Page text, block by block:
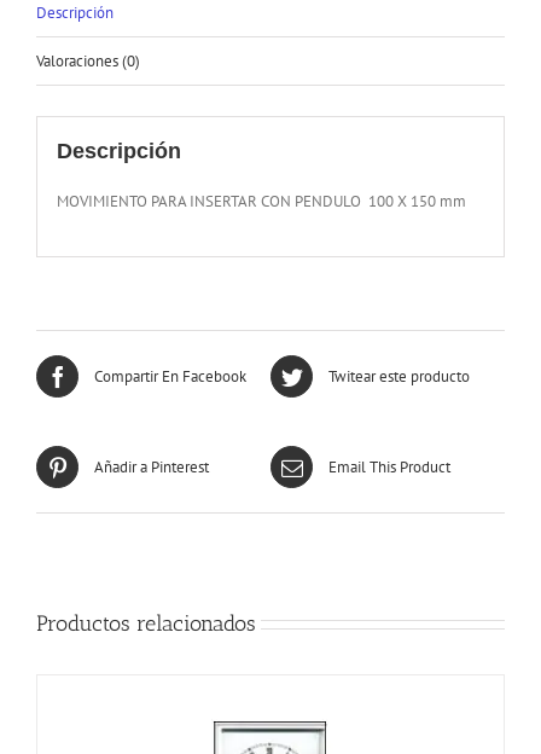
Descripción
Valoraciones (0)
Descripción
MOVIMIENTO PARA INSERTAR CON PENDULO 100 X 150 mm
Compartir En Facebook Twitear este producto
Añadir a Pinterest Email This Product
Productos relacionados